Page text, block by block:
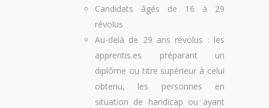
Candidats âgés de 16 à 29
révolus
Au-delà de 29 ans révolus : les
apprentis.es préparant un
diplôme ou titre supérieur à celui
obtenu, les personnes en
situation de handicap ou ayant